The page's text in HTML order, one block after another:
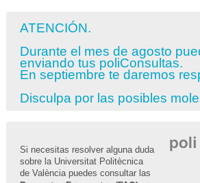
ATENCIÓN.
Durante el mes de agosto
enviando tus poliConsultas.
En septiembre te daremos
Disculpa por las posibles
Si necesitas resolver alguna duda
sobre la Universitat Politècnica
de València puedes consultar las